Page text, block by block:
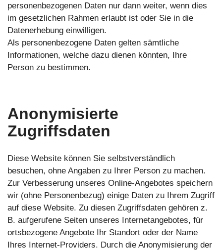
personenbezogenen Daten nur dann weiter, wenn dies
im gesetzlichen Rahmen erlaubt ist oder Sie in die
Datenerhebung einwilligen.
Als personenbezogene Daten gelten sämtliche
Informationen, welche dazu dienen könnten, Ihre
Person zu bestimmen.
Anonymisierte
Zugriffsdaten
Diese Website können Sie selbstverständlich
besuchen, ohne Angaben zu Ihrer Person zu machen.
Zur Verbesserung unseres Online-Angebotes speichern
wir (ohne Personenbezug) einige Daten zu Ihrem Zugriff
auf diese Website. Zu diesen Zugriffsdaten gehören z.
B. aufgerufene Seiten unseres Internetangebotes, für
ortsbezogene Angebote Ihr Standort oder der Name
Ihres Internet-Providers. Durch die Anonymisierung der